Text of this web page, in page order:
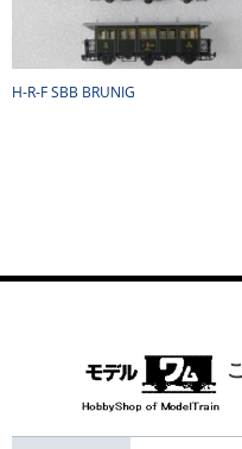
H-R-F SBB BRUNIG